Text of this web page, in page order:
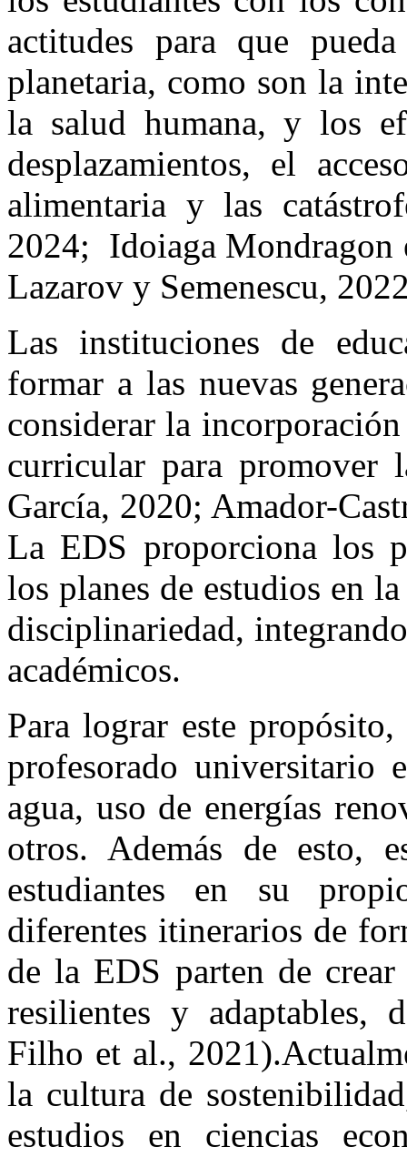
actitudes para que
planetaria, como son la
la salud humana, y los
desplazamientos, el
alimentaria y las
2024; Idoiaga Mondragon
Lazarov y Semenescu,
Las instituciones de
formar a las nuevas
considerar la
curricular para promover
García, 2020; Amador-
La EDS proporciona los
los planes de estudios en
disciplinariedad,
académicos.
Para lograr este
profesorado universitario
agua, uso de energías
otros. Además de esto,
estudiantes en su
diferentes itinerarios de
de la EDS parten de
resilientes y adaptables,
Filho et al.,
la cultura de
estudios en ciencias